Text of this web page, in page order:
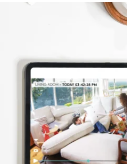
MOLNLAGRING